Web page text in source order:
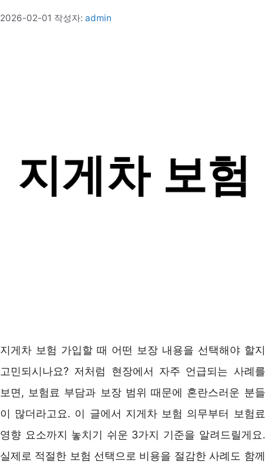
2026-02-01 작성자: admin
지게차 보험 가입할 때 어떤 보장 내용을 선택해야 할지
고민되시나요? 저처럼 현장에서 자주 언급되는 사례를
보면, 보험료 부담과 보장 범위 때문에 혼란스러운 분들
이 많더라고요. 이 글에서 지게차 보험 의무부터 보험료
영향 요소까지 놓치기 쉬운 3가지 기준을 알려드릴게요.
실제로 적절한 보험 선택으로 비용을 절감한 사례도 함께